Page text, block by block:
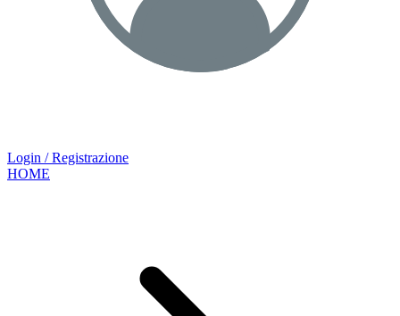
Login / Registrazione
HOME